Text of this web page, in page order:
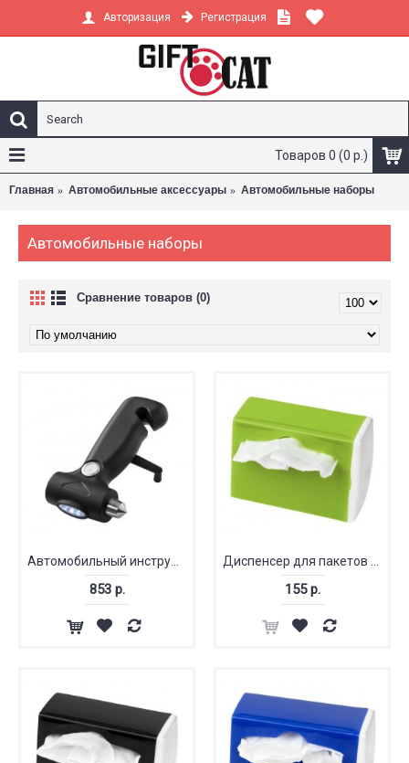
Авторизация Регистрация
Товаров 0 (0 р.)
Главная Автомобильные аксессуары Автомобильные наборы
Автомобильные наборы
Сравнение товаров (0)
853 р. 155 р.